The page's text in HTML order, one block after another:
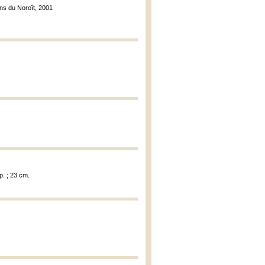
du Noroît, 2001
; 23 cm.